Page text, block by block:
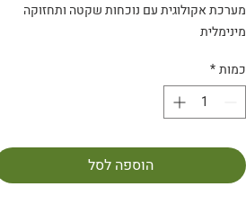
מערכת אקולוגית עם נוכחות שקטה ותחזוקה
מינימלית
כמות*
הוספה לסל